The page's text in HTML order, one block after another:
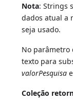
Nota: Strings
dados atual a
seja usado.
No
texto para
valorPesquisa
Coleção